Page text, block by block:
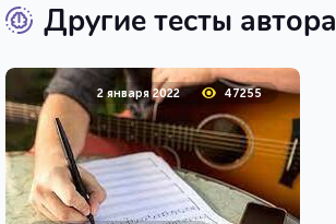
Другие тесты автора
2 января 2022 47255